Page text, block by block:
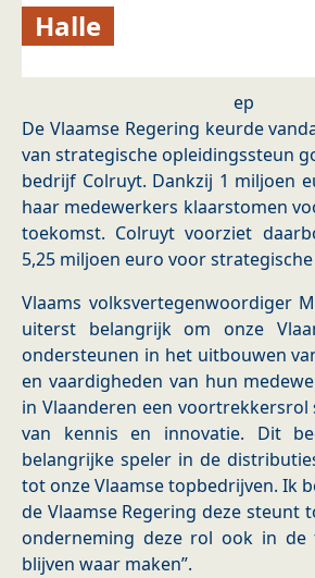
Halle
ep
De Vlaamse Regering keurde
van strategische opleidingssteun
bedrijf Colruyt. Dankzij 1 miljoen
haar medewerkers klaarstomen
toekomst. Colruyt voorziet
5,25 miljoen euro voor
Vlaams volksvertegenwoordiger
uiterst belangrijk om onze
ondersteunen in het uitbouwen
en vaardigheden van hun
in Vlaanderen een voortrekkersrol
van kennis en innovatie. Dit
belangrijke speler in de
tot onze Vlaamse topbedrijven. Ik
de Vlaamse Regering deze steunt
onderneming deze rol ook in de
blijven waar maken”.